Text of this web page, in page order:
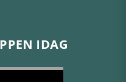
IDAG